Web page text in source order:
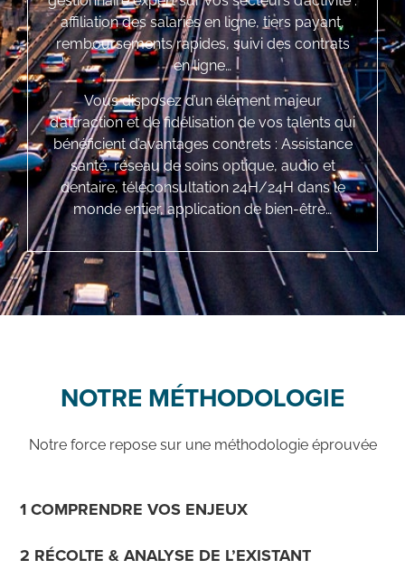
affiliation des salariés en ligne, tiers payant,
remboursements rapides, suivi des contrats
en ligne…
Vous disposez d’un élément majeur
d’attraction et de fidélisation de vos talents qui
bénéficient d’avantages concrets : Assistance
santé, réseau de soins optique, audio et
dentaire, téléconsultation 24H/24H dans le
monde entier, application de bien-être…
NOTRE MÉTHODOLOGIE
Notre force repose sur une méthodologie éprouvée
1 COMPRENDRE VOS ENJEUX
2 RÉCOLTE & ANALYSE DE L’EXISTANT